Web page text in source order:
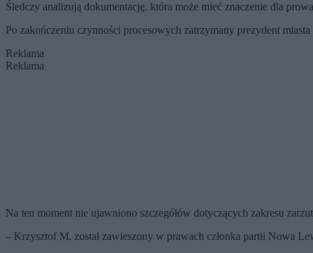
Śledczy analizują dokumentację, która może mieć znaczenie dla
Po zakończeniu czynności procesowych zatrzymany prezydent
Reklama
Reklama
Na ten moment nie ujawniono szczegółów dotyczących zakresu
– Krzysztof M. został zawieszony w prawach członka partii Nowa